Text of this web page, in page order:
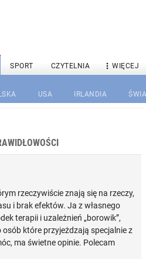
SPORT CZYTELNIA  WIĘCEJ
USA IRLANDIA
rzeczywiście znają się na rzeczy,
i brak efektów. Ja z własnego
terapii i uzależnień „borowik”,
które przyjeżdzają specjalnie z
ma świetne opinie. Polecam